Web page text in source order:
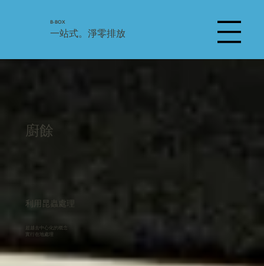
B-BOX
一站式。淨零排放
廚餘
利用昆蟲處理
超越去中心化的概念
實行在地處理